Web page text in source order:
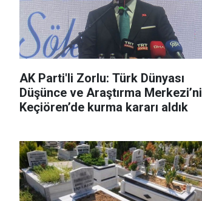
AK Parti'li Zorlu: Türk Dünyası
Düşünce ve Araştırma Merkezi’ni
Keçiören’de kurma kararı aldık